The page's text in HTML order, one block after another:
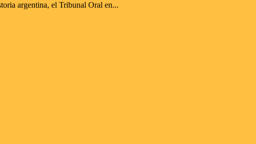
argentina, el Tribunal Oral en...